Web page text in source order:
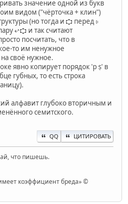
значение одной из букв
видом ("чёрточка + клин")
(но тогда и 𐎘 перед 𐎙
𐎏𐎘 и так считают
посчитать, что в
то им ненужное
своё нужное.
явно копирует порядок 'p ṣ' в
губных, то есть строка
алфавит глубоко вторичным и
семитского.
QQ ЦИТИРОВАТЬ
что пишешь.
коэффициент бреда» ©